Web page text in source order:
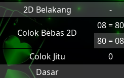
2D Belakang
-
Colok Bebas 2D
08 = 80
80 = 08
Colok Jitu
0
Dasar